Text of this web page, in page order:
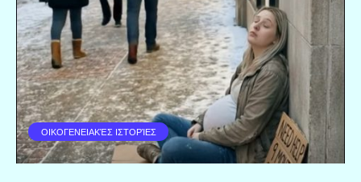
ΟΙΚΟΓΕΝΕΙΑΚΈΣ ΙΣΤΟΡΊΕΣ